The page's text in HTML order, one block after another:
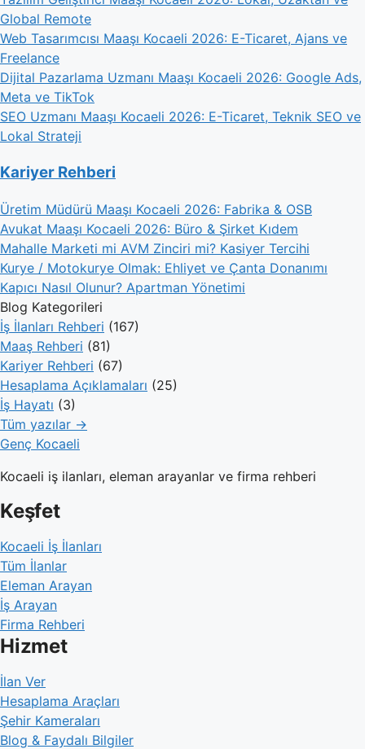
Global Remote
Web Tasarımcısı Maaşı Kocaeli 2026: E-Ticaret, Ajans ve
Freelance
Dijital Pazarlama Uzmanı Maaşı Kocaeli 2026: Google Ads,
Meta ve TikTok
SEO Uzmanı Maaşı Kocaeli 2026: E-Ticaret, Teknik SEO ve
Lokal Strateji
Kariyer Rehberi
Üretim Müdürü Maaşı Kocaeli 2026: Fabrika & OSB
Avukat Maaşı Kocaeli 2026: Büro & Şirket Kıdem
Mahalle Marketi mi AVM Zinciri mi? Kasiyer Tercihi
Kurye / Motokurye Olmak: Ehliyet ve Çanta Donanımı
Kapıcı Nasıl Olunur? Apartman Yönetimi
Blog Kategorileri
İş İlanları Rehberi (167)
Maaş Rehberi (81)
Kariyer Rehberi (67)
Hesaplama Açıklamaları (25)
İş Hayatı (3)
Tüm yazılar →
Genç Kocaeli
Kocaeli iş ilanları, eleman arayanlar ve firma rehberi
Keşfet
Kocaeli İş İlanları
Tüm İlanlar
Eleman Arayan
İş Arayan
Firma Rehberi
Hizmet
İlan Ver
Hesaplama Araçları
Şehir Kameraları
Blog & Faydalı Bilgiler